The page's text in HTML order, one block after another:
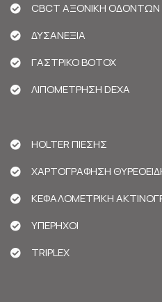
CBCT ΑΞΟΝΙΚΗ ΟΔΟΝΤΩΝ
ΔΥΣΑΝΕΞΙΑ
ΓΑΣΤΡΙΚΟ BOTOX
ΛΙΠΟΜΕΤΡΗΣΗ DEXA
HOLTER ΠΙΕΣΗΣ
ΧΑΡΤΟΓΡΑΦΗΣΗ
ΚΕΦΑΛΟΜΕΤΡΙΚΗ
ΥΠΕΡΗΧΟΙ
TRIPLEX